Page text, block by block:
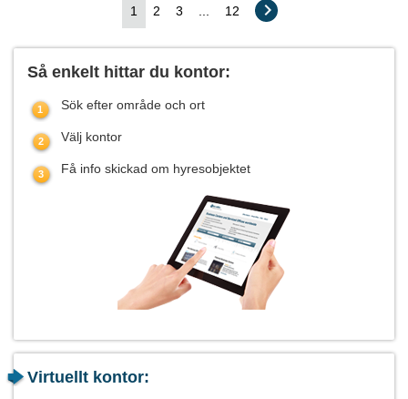
1 2 3 12
Så enkelt hittar du kontor:
Sök efter område och ort
Välj kontor
Få info skickad om hyresobjektet
Virtuellt kontor: